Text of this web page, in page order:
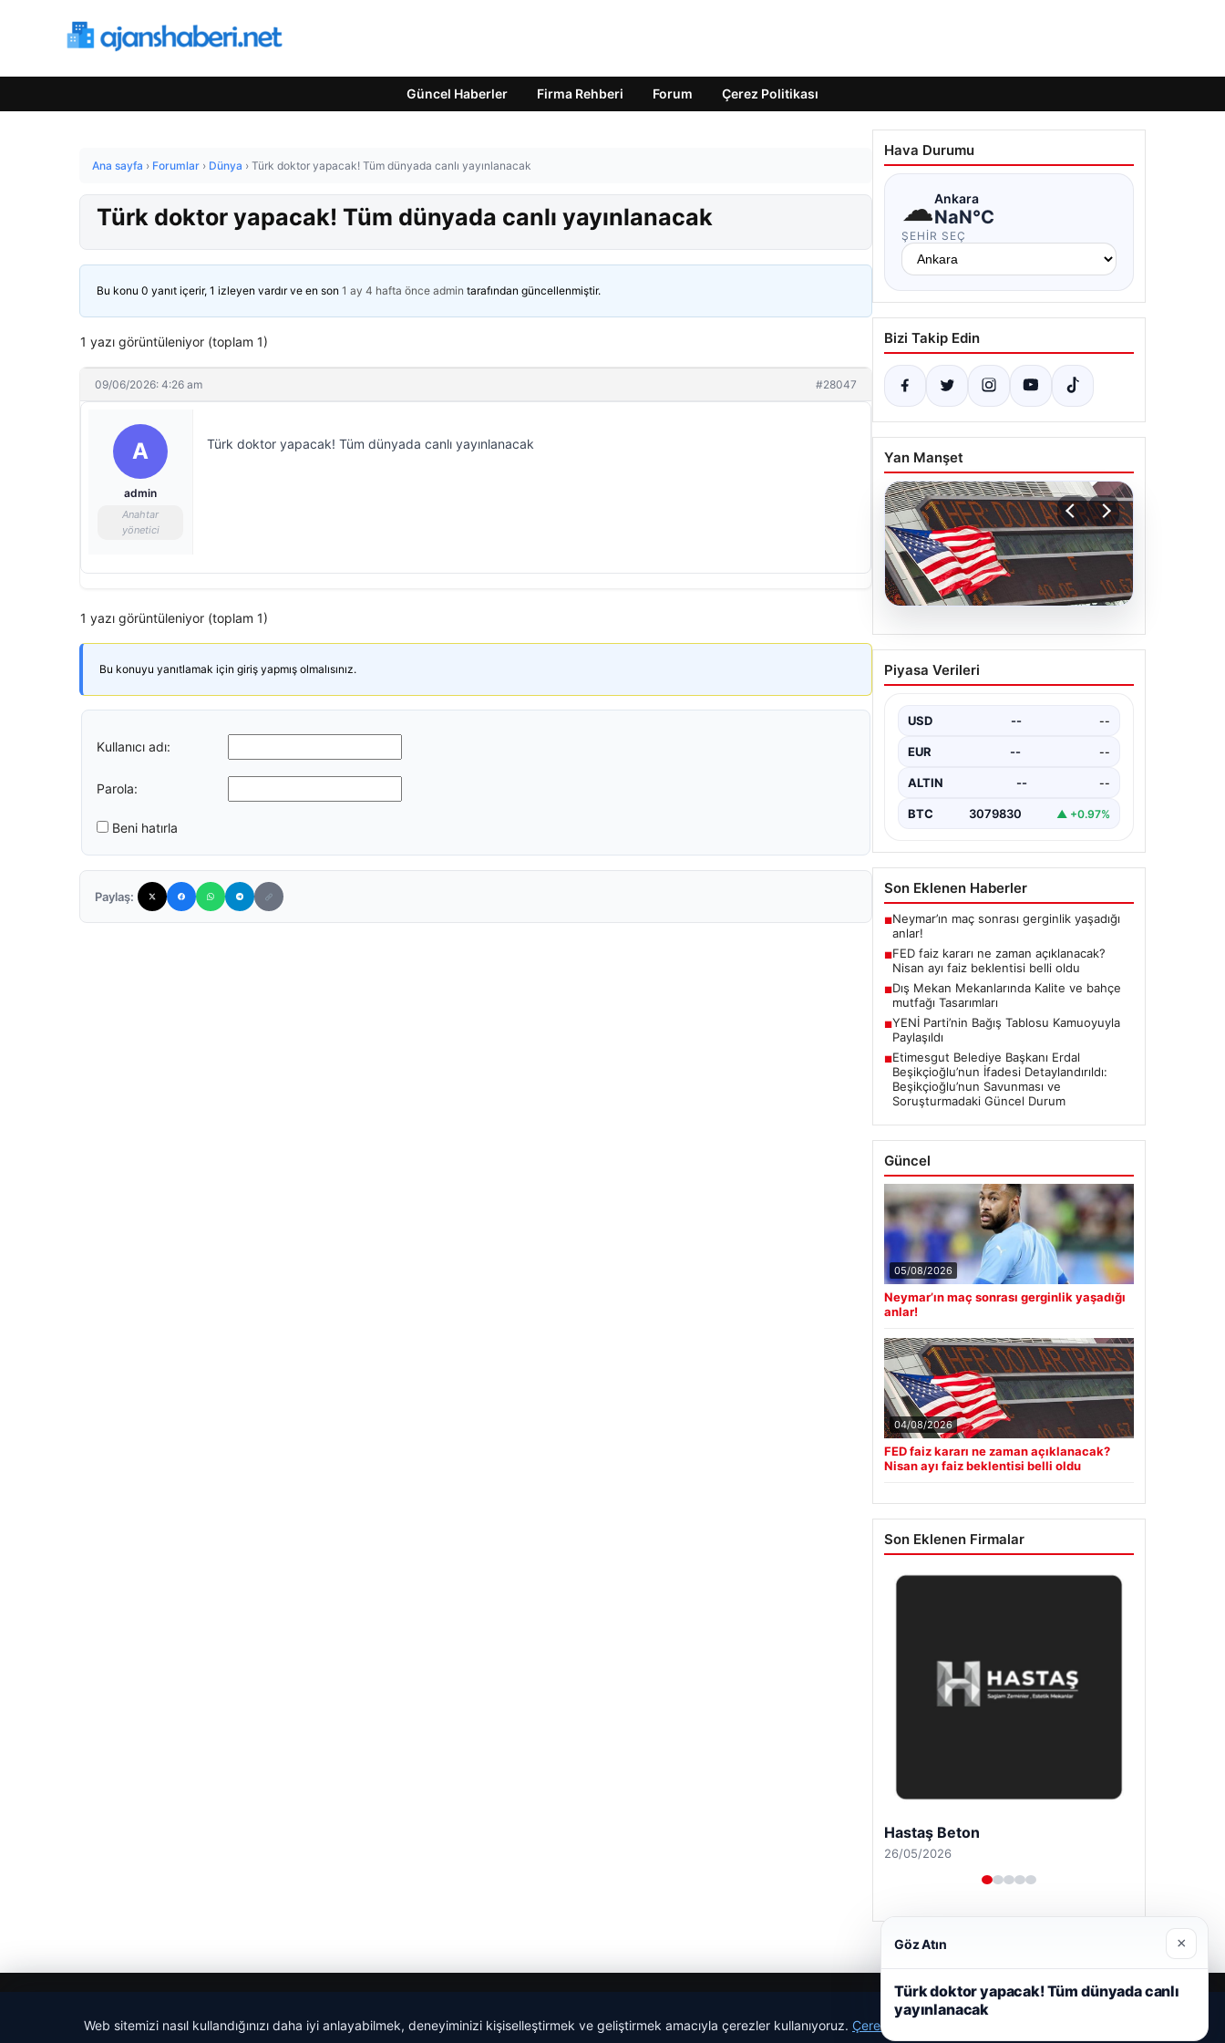
Güncel Haberler Firma Rehberi Forum Çerez Politikası
Ana sayfa › Forumlar › Dünya › Türk doktor yapacak! Tüm dünyada canlı yayınlanacak
Türk doktor yapacak! Tüm dünyada canlı yayınlanacak
Bu konu 0 yanıt içerir, 1 izleyen vardır ve en son 1 ay 4 hafta önce admin tarafından güncellenmiştir.
1 yazı görüntüleniyor (toplam 1)
09/06/2026: 4:26 am #28047
A
admin
Anahtar
yönetici
Türk doktor yapacak! Tüm dünyada canlı yayınlanacak
1 yazı görüntüleniyor (toplam 1)
Bu konuyu yanıtlamak için giriş yapmış olmalısınız.
Kullanıcı adı:
Parola:
Beni hatırla
Paylaş:
Hava Durumu
☁Ankara
NaN°C
ŞEHIR SEÇ
Bizi Takip Edin
Yan Manşet
04.08.2026
FED faiz kararı ne zaman
açıklanacak? Nisan ayı
Piyasa Verileri
USD -- --
EUR -- --
ALTIN -- --
BTC 3079830 ▲ +0.97%
Son Eklenen Haberler
■Neymar’ın maç sonrası gerginlik yaşadığı
anlar!
■FED faiz kararı ne zaman açıklanacak?
Nisan ayı faiz beklentisi belli oldu
■Dış Mekan Mekanlarında Kalite ve bahçe
mutfağı Tasarımları
■YENİ Parti’nin Bağış Tablosu Kamuoyuyla
Paylaşıldı
■Etimesgut Belediye Başkanı Erdal
Beşikçioğlu’nun İfadesi Detaylandırıldı:
Beşikçioğlu’nun Savunması ve
Soruşturmadaki Güncel Durum
Güncel
05/08/2026
Neymar’ın maç sonrası gerginlik yaşadığı
anlar!
04/08/2026
FED faiz kararı ne zaman açıklanacak?
Nisan ayı faiz beklentisi belli oldu
Son Eklenen Firmalar
Hastaş Beton
26/05/2026
Web sitemizi nasıl kullandığınızı daha iyi anlayabilmek, deneyiminizi kişiselleştirmek ve geliştirmek amacıyla çerezler kullanıyoruz. Çerez Politikamız
Göz Atın ×
Türk doktor yapacak! Tüm dünyada canlı
yayınlanacak
malta work and study|lemagrup.com.tr